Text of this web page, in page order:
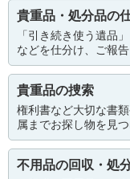
貴重品・処分品の
「引き続き使う遺品
などを仕分け、ご報告
貴重品の捜索
権利書など大切な書
属までお探し物を見つ
不用品の回収・処